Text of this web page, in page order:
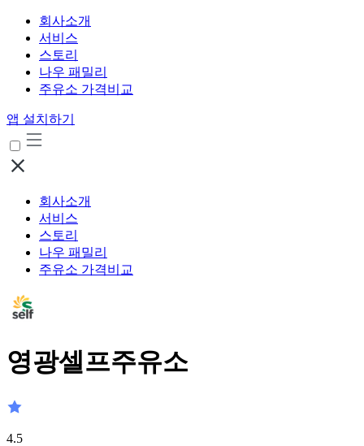
회사소개
서비스
스토리
나우 패밀리
주유소 가격비교
앱 설치하기
회사소개
서비스
스토리
나우 패밀리
주유소 가격비교
영광셀프주유소
4.5